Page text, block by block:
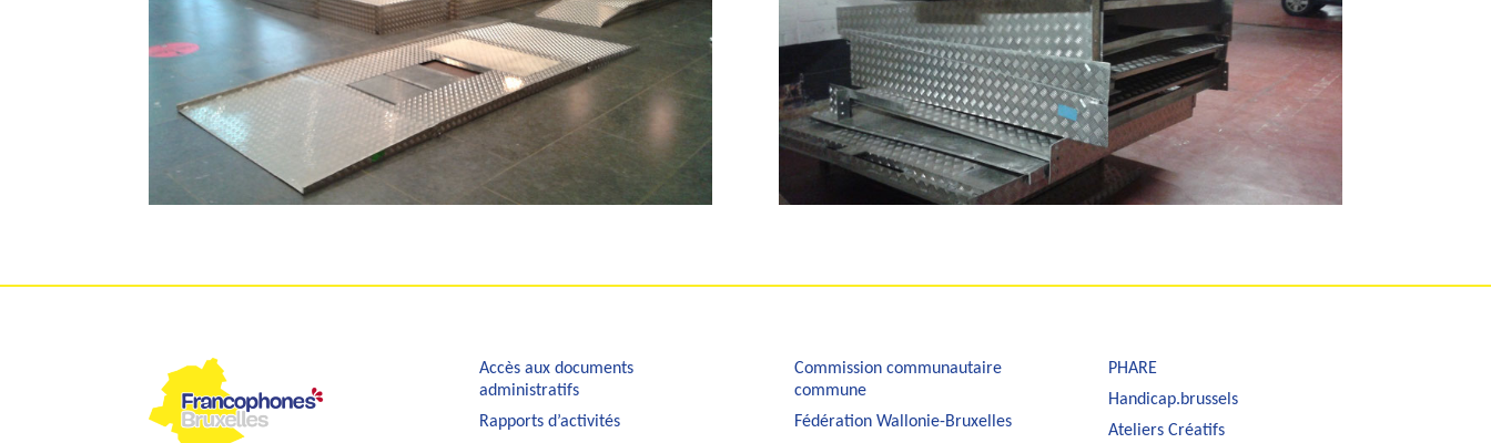
Accès aux documents
administratifs
Rapports d’activités
Commission communautaire
commune
Fédération Wallonie-Bruxelles
PHARE
Handicap.brussels
Ateliers Créatifs